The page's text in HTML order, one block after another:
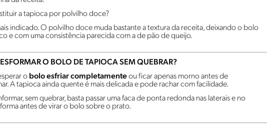
a tapioca por polvilho doce?
indicado. O polvilho doce muda bastante a textura da receita, deixando o bolo
e com uma consistência parecida com a de pão de queijo.
O BOLO DE TAPIOCA SEM QUEBRAR?
o bolo esfriar completamenteou ficar apenas morno antes de
A tapioca ainda quente é mais delicada e pode rachar com facilidade.
sem quebrar, basta passar uma faca de ponta redonda nas laterais e no
antes de virar o bolo sobre o prato.